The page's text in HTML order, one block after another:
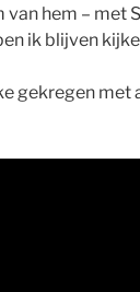
van hem – met
ik blijven
gekregen met